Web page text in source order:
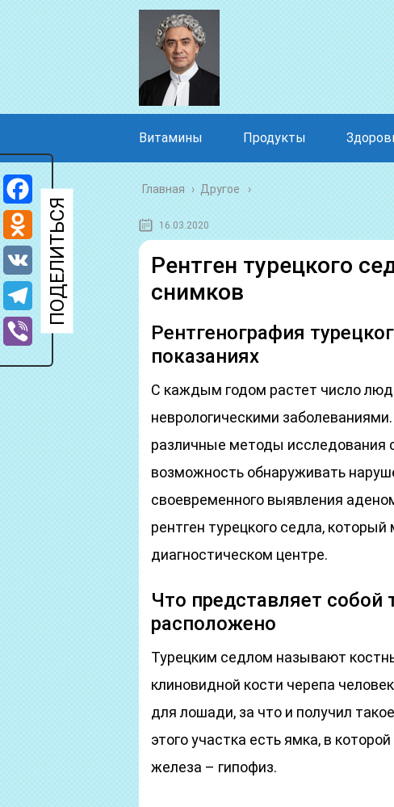
Витамины Продукты
Главная › Другое
16.03.2020
Рентген турецкого
снимков
Рентгенография
показаниях
С каждым годом растет число
неврологическими
различные методы исследования
возможность обнаруживать
своевременного выявления
рентген турецкого седла,
диагностическом центре.
Что представляет собой
расположено
Турецким седлом называют
клиновидной кости черепа
для лошади, за что и получил
этого участка есть ямка, в
железа – гипофиз.
Facebook
Odnoklassniki
VK
Telegram
Viber